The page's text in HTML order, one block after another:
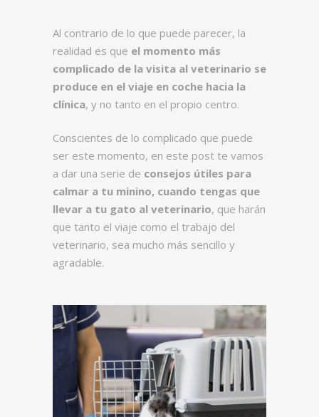
Al contrario de lo que puede parecer, la
realidad es que el momento más
complicado de la visita al veterinario se
produce en el viaje en coche hacia la
clínica, y no tanto en el propio centro.
Conscientes de lo complicado que puede
ser este momento, en este post te vamos
a dar una serie de consejos útiles para
calmar a tu minino, cuando tengas que
llevar a tu gato al veterinario, que harán
que tanto el viaje como el trabajo del
veterinario, sea mucho más sencillo y
agradable.